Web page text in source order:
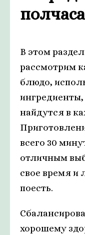
полчаса
В этом
рассмотрим
блюдо,
найдутся в
всего 30
отличным
свое время и
поесть.
хорошему